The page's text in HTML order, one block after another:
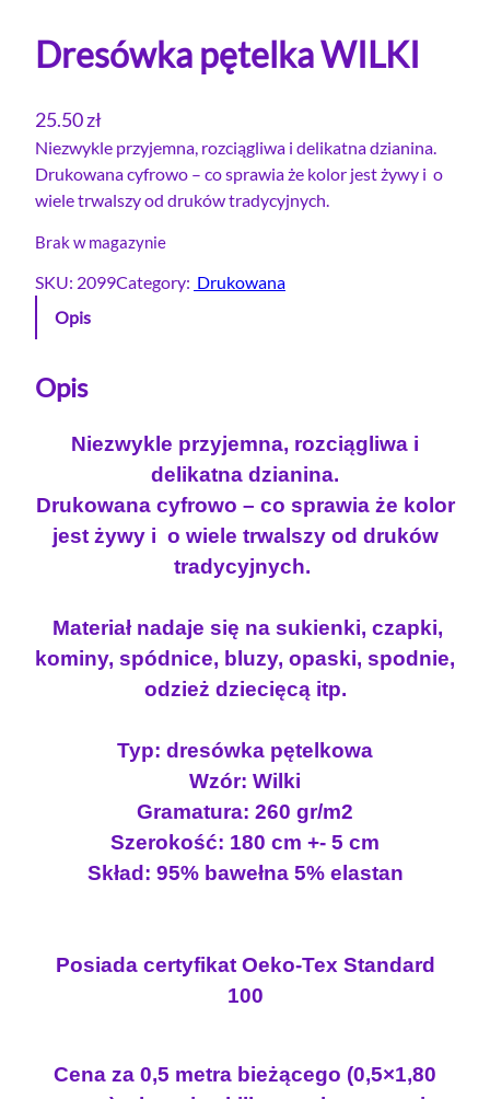
Dresówka pętelka WILKI
25.50zł
Niezwykle przyjemna, rozciągliwa i delikatna dzianina.
Drukowana cyfrowo – co sprawia że kolor jest żywy i o
wiele trwalszy od druków tradycyjnych.
Brak w magazynie
SKU: 2099Category: Drukowana
Opis
Opis
Niezwykle przyjemna, rozciągliwa i
delikatna dzianina.
Drukowana cyfrowo – co sprawia że kolor
jest żywy i o wiele trwalszy od druków
tradycyjnych.
Materiał nadaje się na sukienki, czapki,
kominy, spódnice, bluzy, opaski, spodnie,
odzież dziecięcą itp.
Typ: dresówka pętelkowa
Wzór: Wilki
Gramatura: 260 gr/m2
Szerokość: 180 cm +- 5 cm
Skład: 95% bawełna 5% elastan
Posiada certyfikat Oeko-Tex Standard
100
Cena za 0,5 metra bieżącego (0,5×1,80